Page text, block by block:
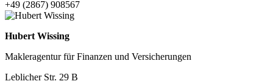
+49 (2867) 908567
Hubert Wissing
Makleragentur für Finanzen und Versicherungen
Leblicher Str. 29 B